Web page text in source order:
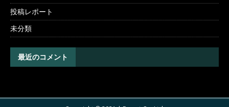
投稿レポート
未分類
最近のコメント